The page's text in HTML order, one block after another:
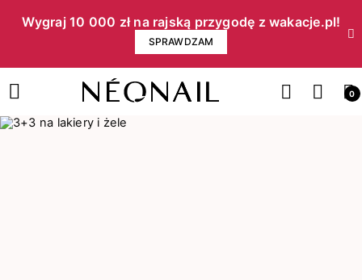
Wygraj 10 000 zł na rajską przygodę z wakacje.pl!​
SPRAWDZAM
0